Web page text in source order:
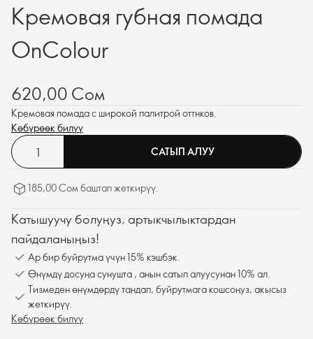
Кремовая губная помада
OnColour
620,00 Сом
Кремовая помада с широкой палитрой оттнков.
Көбүрөөк билүү
САТЫП АЛУУ
185,00 Сом баштап жеткирүү.
Катышуучу болуңуз, артыкчылыктардан
пайдаланыңыз!
Ар бир буйрутма үчүн 15% кэшбэк.
Өнүмдү досуңа сунушта , анын сатып алуусунан 10% ал.
Тизмеден өнүмдөрдү тандап, буйрутмага кошсоңуз, акысыз
жеткирүү.
Көбүрөөк билүү